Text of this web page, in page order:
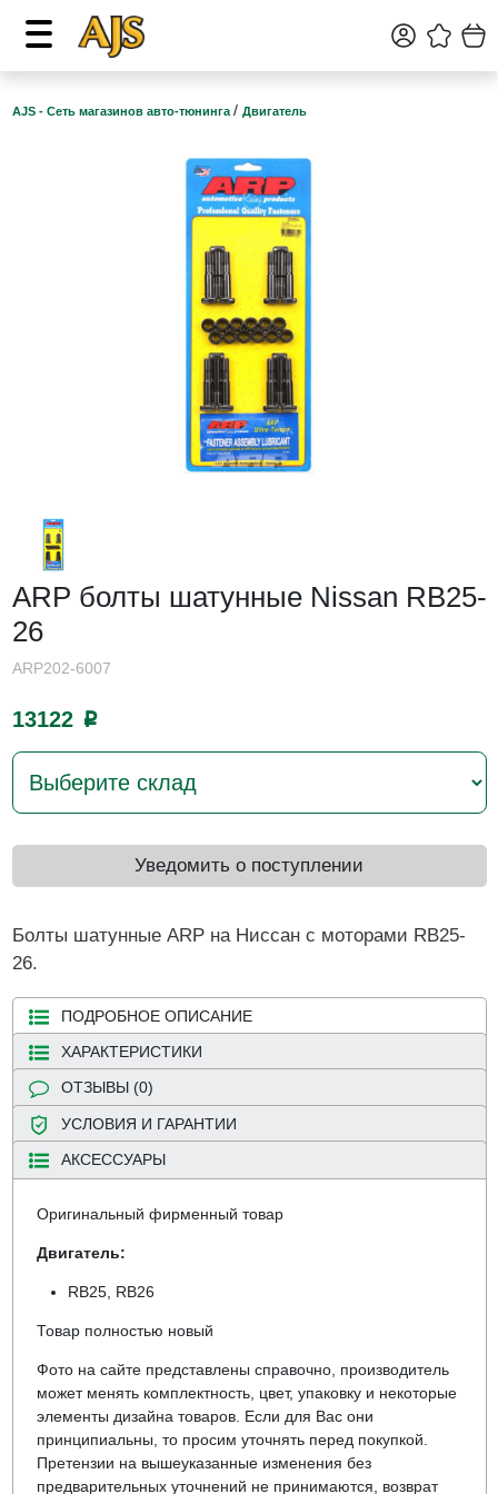
AJS - Сеть магазинов авто-тюнинга / Двигатель
ARP болты шатунные Nissan RB25-
26
ARP202-6007
13122 p
Уведомить о поступлении
Болты шатунные ARP на Ниссан с моторами RB25-
26.
ПОДРОБНОЕ ОПИСАНИЕ
ХАРАКТЕРИСТИКИ
ОТЗЫВЫ (0)
УСЛОВИЯ И ГАРАНТИИ
АКСЕССУАРЫ
Оригинальный фирменный товар
Двигатель:
RB25, RB26
Товар полностью новый
Фото на сайте представлены справочно, производитель
может менять комплектность, цвет, упаковку и некоторые
элементы дизайна товаров. Если для Вас они
принципиальны, то просим уточнять перед покупкой.
Претензии на вышеуказанные изменения без
предварительных уточнений не принимаются, возврат